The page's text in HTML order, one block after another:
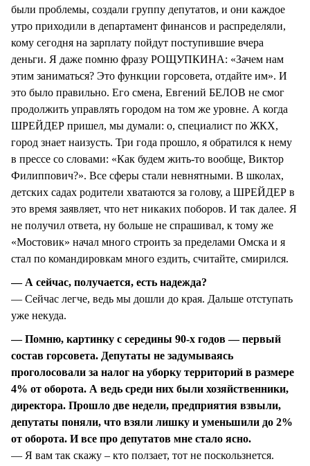
были проблемы, создали группу депутатов, и они каждое
утро приходили в департамент финансов и распределяли,
кому сегодня на зарплату пойдут поступившие вчера
деньги. Я даже помню фразу РОЩУПКИНА: «Зачем нам
этим заниматься? Это функции горсовета, отдайте им». И
это было правильно. Его смена, Евгений БЕЛОВ не смог
продолжить управлять городом на том же уровне. А когда
ШРЕЙДЕР пришел, мы думали: о, специалист по ЖКХ,
город знает наизусть. Три года прошло, я обратился к нему
в прессе со словами: «Как будем жить-то вообще, Виктор
Филиппович?». Все сферы стали невнятными. В школах,
детских садах родители хватаются за голову, а ШРЕЙДЕР в
это время заявляет, что нет никаких поборов. И так далее. Я
не получил ответа, ну больше не спрашивал, к тому же
«Мостовик» начал много строить за пределами Омска и я
стал по командировкам много ездить, считайте, смирился.
— А сейчас, получается, есть надежда?
— Сейчас легче, ведь мы дошли до края. Дальше отступать
уже некуда.
— Помню, картинку с середины 90-х годов — первый
состав горсовета. Депутаты не задумываясь
проголосовали за налог на уборку территорий в размере
4% от оборота. А ведь среди них были хозяйственники,
директора. Прошло две недели, предприятия взвыли,
депутаты поняли, что взяли лишку и уменьшили до 2%
от оборота. И все про депутатов мне стало ясно.
— Я вам так скажу – кто ползает, тот не поскользнется.